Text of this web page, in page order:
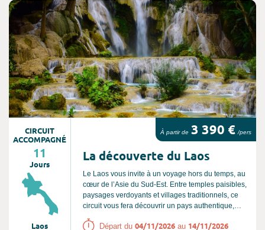
CIRCUIT
ACCOMPAGNÉ
11
Jours
Laos
À partir de 3 390 € /pers
La découverte du Laos
Le Laos vous invite à un voyage hors du temps, au
cœur de l’Asie du Sud-Est. Entre temples paisibles,
paysages verdoyants et villages traditionnels, ce
circuit vous fera découvrir un pays authentique,
riche en culture et en spiritualité. Laissez-vous
porter par la douceur de vivre laotienne et par la
Départ du 04/11/2026 au 14/11/2026
Consultez l'offre de voyage